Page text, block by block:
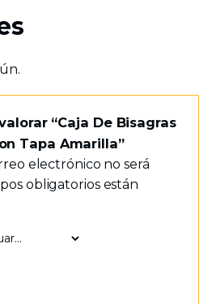
“Caja De Bisagras
Tapa Amarilla”
electrónico no será
obligatorios están